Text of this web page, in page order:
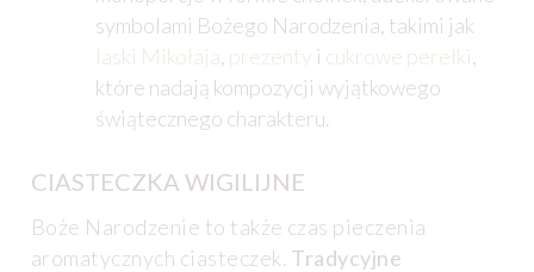
symbolami Bożego Narodzenia, takimi jak
laski Mikołaja, prezenty i cukrowe perełki,
które nadają kompozycji wyjątkowego
świątecznego charakteru.
CIASTECZKA WIGILIJNE
Boże Narodzenie to także czas pieczenia
aromatycznych ciasteczek. Tradycyjne